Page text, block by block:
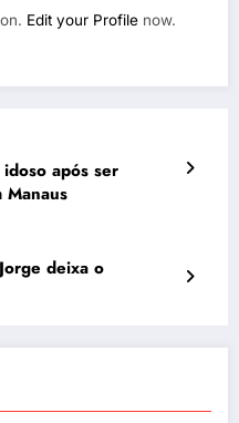
Edit your Profile now.
após ser
Manaus
deixa o